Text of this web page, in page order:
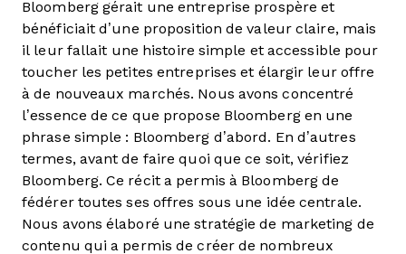
Bloomberg gérait une entreprise prospère et
bénéficiait d’une proposition de valeur claire, mais
il leur fallait une histoire simple et accessible pour
toucher les petites entreprises et élargir leur offre
à de nouveaux marchés. Nous avons concentré
l’essence de ce que propose Bloomberg en une
phrase simple : Bloomberg d’abord. En d’autres
termes, avant de faire quoi que ce soit, vérifiez
Bloomberg. Ce récit a permis à Bloomberg de
fédérer toutes ses offres sous une idée centrale.
Nous avons élaboré une stratégie de marketing de
contenu qui a permis de créer de nombreux